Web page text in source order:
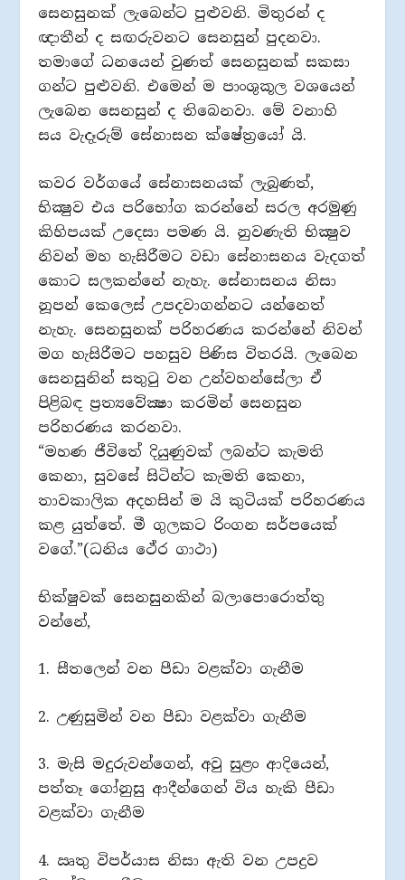
සෙනසුනක් ලැබෙන්ට පුළුවනි. මිතුරන් ද
ඥාතීන් ද සඟරුවනට සෙනසුන් පුදනවා.
තමාගේ ධනයෙන් වුණත් සෙනසුනක් සකසා
ගන්ට පුළුවනි. එමෙන් ම පාංශුකූල වශයෙන්
ලැබෙන සෙනසුන් ද තිබෙනවා. මේ වනාහි
සය වැදෑරුම් සේනාසන ක්ෂේත්‍රයෝ යි.
කවර වර්ගයේ සේනාසනයක් ලැබුණත්,
භික්‍ෂුව එය පරිභෝග කරන්නේ සරල අරමුණු
කිහිපයක් උදෙසා පමණ යි. නුවණැති භික්‍ෂුව
නිවන් මහ හැසිරීමට වඩා සේනාසනය වැදගත්
කොට සලකන්නේ නැහැ. සේනාසනය නිසා
නූපන් කෙලෙස් උපදවාගන්නට යන්නෙත්
නැහැ. සෙනසුනක් පරිහරණය කරන්නේ නිවන්
මග හැසිරීමට පහසුව පිණිස විතරයි. ලැබෙන
සෙනසුනින් සතුටු වන උන්වහන්සේලා ඒ
පිළිබඳ ප්‍රත්‍යවේක්‍ෂා කරමින් සෙනසුන
පරිහරණය කරනවා.
“මහණ ජීවිතේ දියුණුවක් ලබන්ට කැමති
කෙනා, සුවසේ සිටින්ට කැමති කෙනා,
තාවකාලික අදහසින් ම යි කුටියක් පරිහරණය
කළ යුත්තේ. මී ගුලකට රිංගන සර්පයෙක්
වගේ.”(ධනිය ථේර ගාථා)
භික්ෂුවක් සෙනසුනකින් බලාපොරොත්තු
වන්නේ,
1. සීතලෙන් වන පීඩා වළක්වා ගැනීම
2. උණුසුමින් වන පීඩා වළක්වා ගැනීම
3. මැසි මදුරුවන්ගෙන්, අවු සුළං ආදියෙන්,
පත්තෑ ගෝනුසු ආදීන්ගෙන් විය හැකි පීඩා
වළක්වා ගැනීම
4. ඍතු විපර්යාස නිසා ඇති වන උපද්‍රව